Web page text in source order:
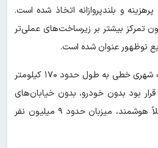
و بلندپروازانه اتخاذ شده است.
تمرکز بیشتر بر زیرساخت‌های عملی‌تر
نوظهور عنوان شده است.
طرح اولیه لاین شامل ساخت شهری خطی به طول حدود ۱۷۰ کیلومتر
بود بدون خودرو، بدون خیابان‌های
سنتی و با زیرساخت‌های کاملاً هوشمند، میزبان حدود ۹ میلیون نفر